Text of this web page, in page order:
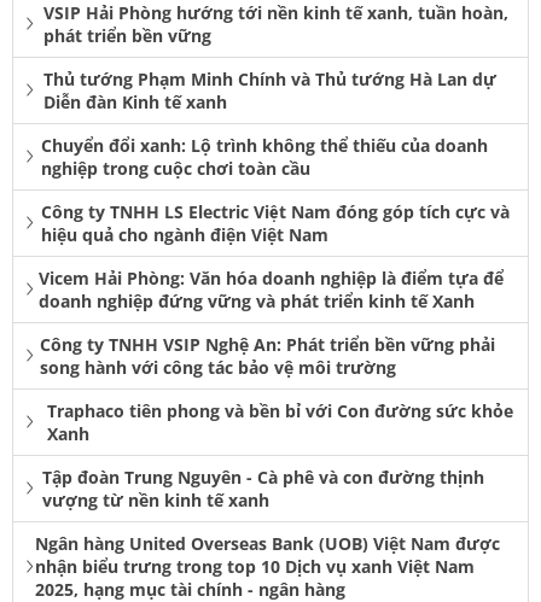
VSIP Hải Phòng hướng tới nền kinh tế xanh, tuần hoàn,
phát triển bền vững
Thủ tướng Phạm Minh Chính và Thủ tướng Hà Lan dự
Diễn đàn Kinh tế xanh
Chuyển đổi xanh: Lộ trình không thể thiếu của doanh
nghiệp trong cuộc chơi toàn cầu
Công ty TNHH LS Electric Việt Nam đóng góp tích cực và
hiệu quả cho ngành điện Việt Nam
Vicem Hải Phòng: Văn hóa doanh nghiệp là điểm tựa để
doanh nghiệp đứng vững và phát triển kinh tế Xanh
Công ty TNHH VSIP Nghệ An: Phát triển bền vững phải
song hành với công tác bảo vệ môi trường
Traphaco tiên phong và bền bỉ với Con đường sức khỏe
Xanh
Tập đoàn Trung Nguyên - Cà phê và con đường thịnh
vượng từ nền kinh tế xanh
Ngân hàng United Overseas Bank (UOB) Việt Nam được
nhận biểu trưng trong top 10 Dịch vụ xanh Việt Nam
2025, hạng mục tài chính - ngân hàng